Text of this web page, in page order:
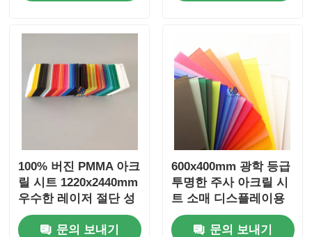
100% 버진 PMMA 아크
릴 시트 1220x2440mm
우수한 레이저 절단 성
능을 위해
문의 보내기
600x400mm 광학 등급
투명한 주사 아크릴 시
트 소매 디스플레이용
셀 주사 제조
문의 보내기